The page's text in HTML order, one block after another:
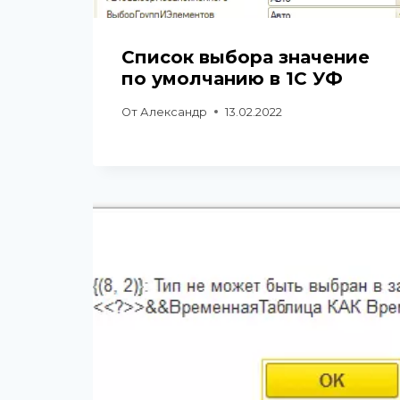
Список выбора значение
по умолчанию в 1С УФ
От Александр 13.02.2022